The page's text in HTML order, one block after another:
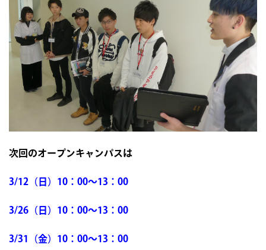
次回のオープンキャンパスは
3/12（日）10：00～13：00
3/26（日）10：00～13：00
3/31（金）10：00～13：00